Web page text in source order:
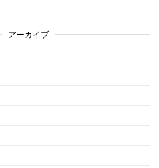
アーカイブ